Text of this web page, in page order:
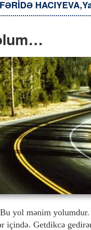
FƏRİDƏ HACIYEVA,
yol mənim
içində. Getdikcə